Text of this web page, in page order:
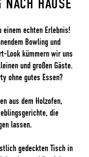
HAUSE
einem echten Erlebnis!
Bowling und
Look kümmern wir uns
und großen Gäste.
ohne gutes Essen?
aus dem Holzofen,
die
lassen.
gedeckten Tisch in